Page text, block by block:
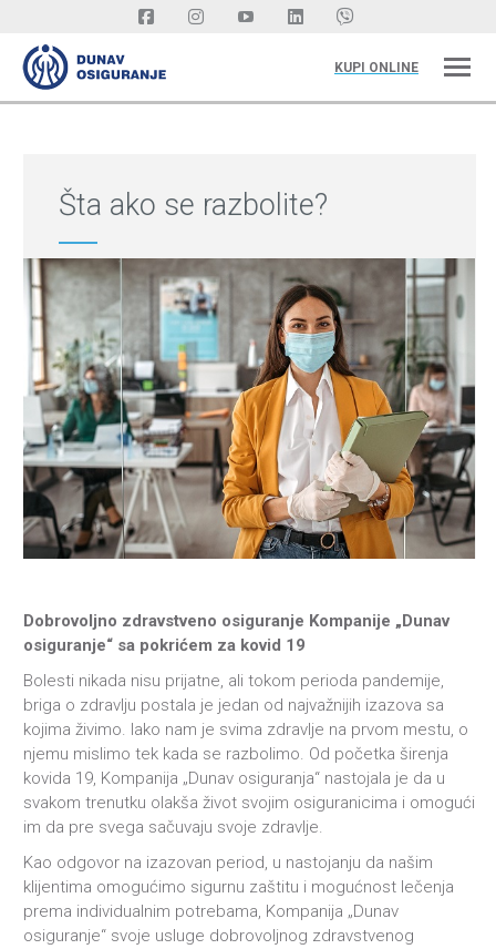
KUPI ONLINE
Šta ako se razbolite?
Dobrovoljno zdravstveno osiguranje Kompanije „Dunav
osiguranje“ sa pokrićem za kovid 19
Bolesti nikada nisu prijatne, ali tokom perioda pandemije,
briga o zdravlju postala je jedan od najvažnijih izazova sa
kojima živimo. Iako nam je svima zdravlje na prvom mestu, o
njemu mislimo tek kada se razbolimo. Od početka širenja
kovida 19, Kompanija „Dunav osiguranja“ nastojala je da u
svakom trenutku olakša život svojim osiguranicima i omogući
im da pre svega sačuvaju svoje zdravlje.
Kao odgovor na izazovan period, u nastojanju da našim
klijentima omogućimo sigurnu zaštitu i mogućnost lečenja
prema individualnim potrebama, Kompanija „Dunav
osiguranje“ svoje usluge dobrovoljnog zdravstvenog